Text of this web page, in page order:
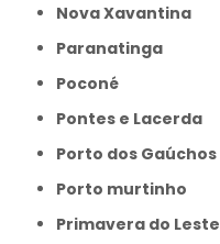
Nova Xavantina
Paranatinga
Poconé
Pontes e Lacerda
Porto dos Gaúchos
Porto murtinho
Primavera do Leste